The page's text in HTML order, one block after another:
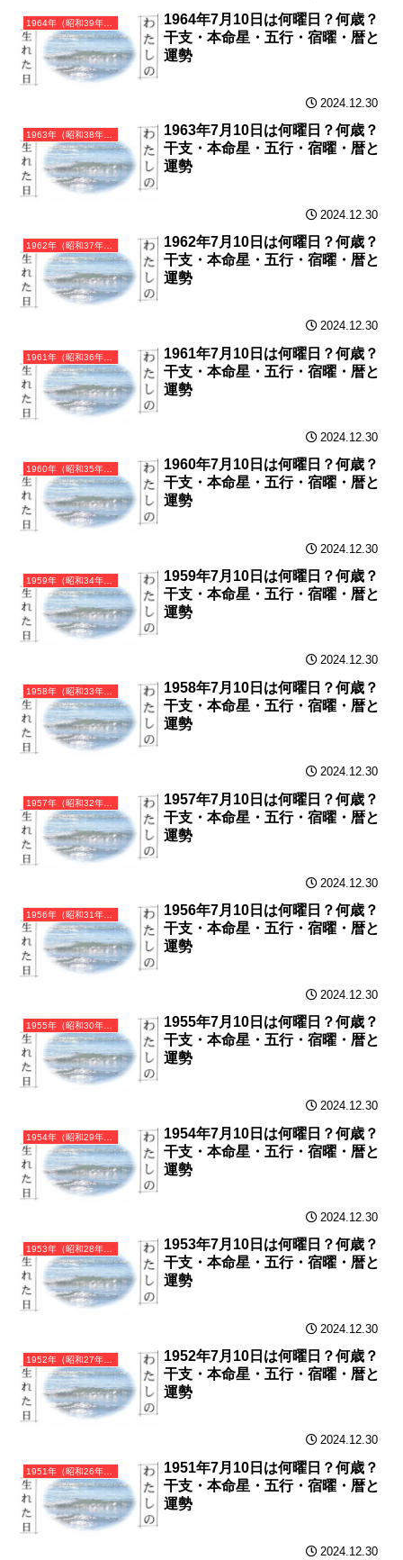
1964年（昭和39年）甲辰（きのえたつ）・辰年（たつ年）カレンダー（月曜はじまり）
1964年7月10日は何曜日？何歳？
干支・本命星・五行・宿曜・暦と
運勢
2024.12.30
1963年（昭和38年）癸卯（みずのとう）・卯年（うさぎ年）カレンダー（月曜はじまり）
1963年7月10日は何曜日？何歳？
干支・本命星・五行・宿曜・暦と
運勢
2024.12.30
1962年（昭和37年）壬寅（みずのえとら）・寅年（とら年）カレンダー（月曜はじまり）
1962年7月10日は何曜日？何歳？
干支・本命星・五行・宿曜・暦と
運勢
2024.12.30
1961年（昭和36年）辛丑（かのとうし）・丑年（うし年）カレンダー（月曜はじまり）
1961年7月10日は何曜日？何歳？
干支・本命星・五行・宿曜・暦と
運勢
2024.12.30
1960年（昭和35年）庚子（かのえね）・子年（ねずみ年）カレンダー（月曜はじまり）
1960年7月10日は何曜日？何歳？
干支・本命星・五行・宿曜・暦と
運勢
2024.12.30
1959年（昭和34年）己亥（つちのとい）・亥年（いのしし年）カレンダー（月曜はじまり）
1959年7月10日は何曜日？何歳？
干支・本命星・五行・宿曜・暦と
運勢
2024.12.30
1958年（昭和33年）戊戌（つちのえいぬ）・戌年（いぬ年）カレンダー（月曜はじまり）
1958年7月10日は何曜日？何歳？
干支・本命星・五行・宿曜・暦と
運勢
2024.12.30
1957年（昭和32年）丁酉（ひのととり）・酉年（とり年）カレンダー（月曜はじまり）
1957年7月10日は何曜日？何歳？
干支・本命星・五行・宿曜・暦と
運勢
2024.12.30
1956年（昭和31年）丙申（ひのえさる）・申年（さる年）カレンダー（月曜はじまり）
1956年7月10日は何曜日？何歳？
干支・本命星・五行・宿曜・暦と
運勢
2024.12.30
1955年（昭和30年）乙未（きのとひつじ）・未年（ひつじ年）カレンダー（月曜はじまり）
1955年7月10日は何曜日？何歳？
干支・本命星・五行・宿曜・暦と
運勢
2024.12.30
1954年（昭和29年）甲午（きのえうま）・午年（うま年）カレンダー（月曜はじまり）
1954年7月10日は何曜日？何歳？
干支・本命星・五行・宿曜・暦と
運勢
2024.12.30
1953年（昭和28年）癸巳（みずのとみ）・巳年（へび年）カレンダー（月曜はじまり）
1953年7月10日は何曜日？何歳？
干支・本命星・五行・宿曜・暦と
運勢
2024.12.30
1952年（昭和27年）壬辰（みずのえたつ）・辰年（たつ年）カレンダー（月曜はじまり）
1952年7月10日は何曜日？何歳？
干支・本命星・五行・宿曜・暦と
運勢
2024.12.30
1951年（昭和26年）辛卯（かのとう）・卯年（うさぎ年）カレンダー（月曜はじまり）
1951年7月10日は何曜日？何歳？
干支・本命星・五行・宿曜・暦と
運勢
2024.12.30